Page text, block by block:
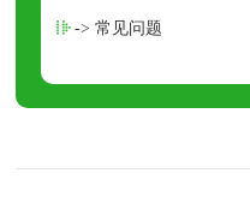
-> 常见问题